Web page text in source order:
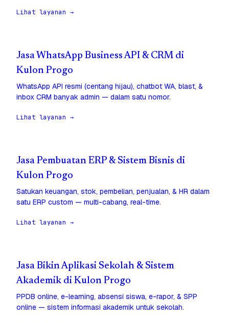
Lihat layanan →
Jasa WhatsApp Business API & CRM di
Kulon Progo
WhatsApp API resmi (centang hijau), chatbot WA, blast, &
inbox CRM banyak admin — dalam satu nomor.
Lihat layanan →
Jasa Pembuatan ERP & Sistem Bisnis di
Kulon Progo
Satukan keuangan, stok, pembelian, penjualan, & HR dalam
satu ERP custom — multi-cabang, real-time.
Lihat layanan →
Jasa Bikin Aplikasi Sekolah & Sistem
Akademik di Kulon Progo
PPDB online, e-learning, absensi siswa, e-rapor, & SPP
online — sistem informasi akademik untuk sekolah.